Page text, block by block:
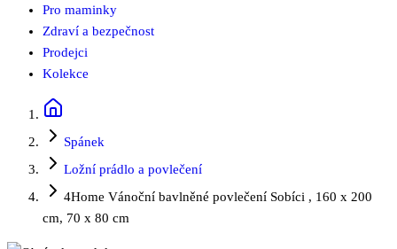
Pro maminky
Zdraví a bezpečnost
Prodejci
Kolekce
Spánek
Ložní prádlo a povlečení
4Home Vánoční bavlněné povlečení Sobíci , 160 x 200
cm, 70 x 80 cm